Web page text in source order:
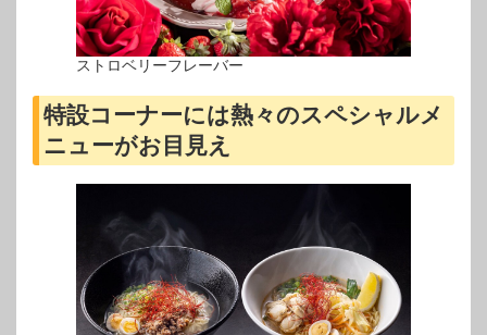
ストロベリーフレーバー
特設コーナーには熱々のスペシャルメ
ニューがお目見え